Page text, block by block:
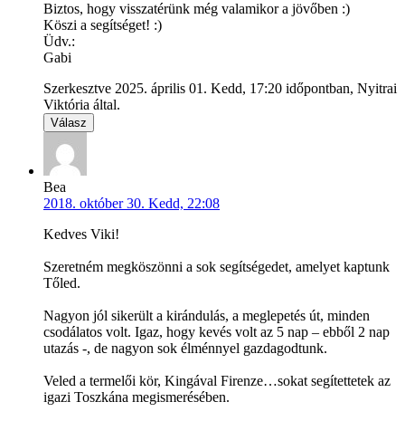
Biztos, hogy visszatérünk még valamikor a jövőben :)
Köszi a segítséget! :)
Üdv.:
Gabi
Szerkesztve 2025. április 01. Kedd, 17:20 időpontban, Nyitrai
Viktória által.
Válasz
Bea
2018. október 30. Kedd, 22:08
Kedves Viki!
Szeretném megköszönni a sok segítségedet, amelyet kaptunk
Tőled.
Nagyon jól sikerült a kirándulás, a meglepetés út, minden
csodálatos volt. Igaz, hogy kevés volt az 5 nap – ebből 2 nap
utazás -, de nagyon sok élménnyel gazdagodtunk.
Veled a termelői kör, Kingával Firenze…sokat segítettetek az
igazi Toszkána megismerésében.